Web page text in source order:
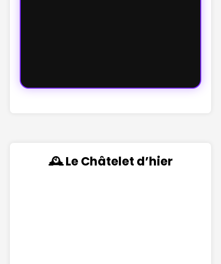
🕰️ Le Châtelet d’hier